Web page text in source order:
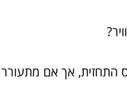
התחזית, אך אם